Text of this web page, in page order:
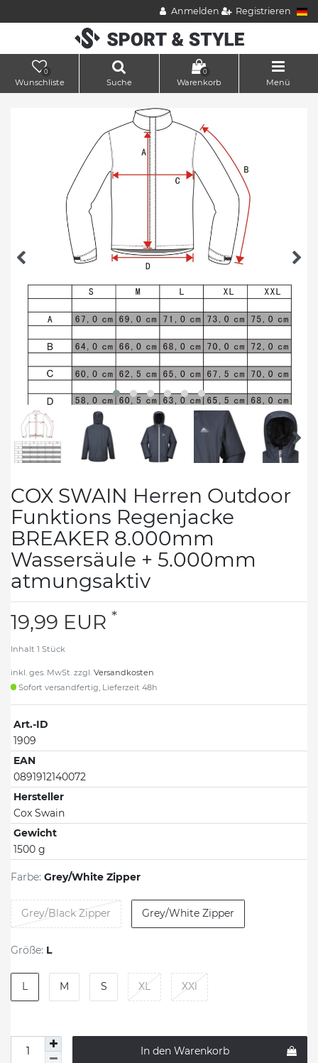
Anmelden Registrieren
0
Wunschliste Suche
0
Warenkorb Menü
COX SWAIN Herren Outdoor
Funktions Regenjacke
BREAKER 8.000mm
Wassersäule + 5.000mm
atmungsaktiv
19,99 EUR *
Inhalt 1 Stück
inkl. ges. MwSt. zzgl. Versandkosten
Sofort versandfertig, Lieferzeit 48h
Art.-ID
1909
EAN
0891912140072
Hersteller
Cox Swain
Gewicht
1500 g
Farbe: Grey/White Zipper
Grey/Black Zipper Grey/White Zipper
Größe: L
L M S XL XXl
In den Warenkorb